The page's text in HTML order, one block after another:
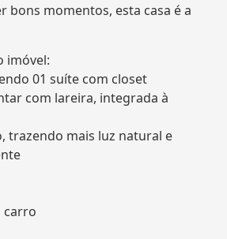
bons momentos, esta casa é a
imóvel:
01 suíte com closet
com lareira, integrada à
trazendo mais luz natural e
carro